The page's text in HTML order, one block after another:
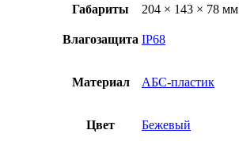
Габариты
204 × 143 × 78 мм
Влагозащита IP68
Материал АБС-пластик
Цвет Бежевый